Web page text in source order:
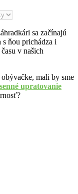
sa začínajú
s ňou prichádza i
v našich
mali by sme
upratovanie